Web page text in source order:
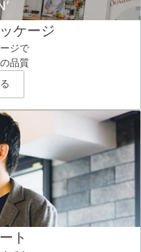
ケージ
ジで
品質
ト